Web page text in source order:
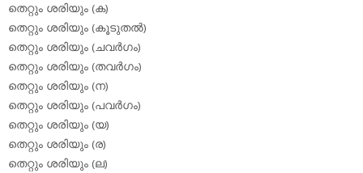
തെറ്റും ശരിയും (ക)
തെറ്റും ശരിയും (കൂടുതല്‍)
തെറ്റും ശരിയും (ചവര്‍ഗം)
തെറ്റും ശരിയും (തവര്‍ഗം)
തെറ്റും ശരിയും (ന)
തെറ്റും ശരിയും (പവര്‍ഗം)
തെറ്റും ശരിയും (യ)
തെറ്റും ശരിയും (ര)
തെറ്റും ശരിയും (ല)